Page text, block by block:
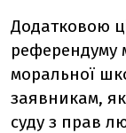
Додатковою
референдуму
моральної
заявникам,
суду з прав